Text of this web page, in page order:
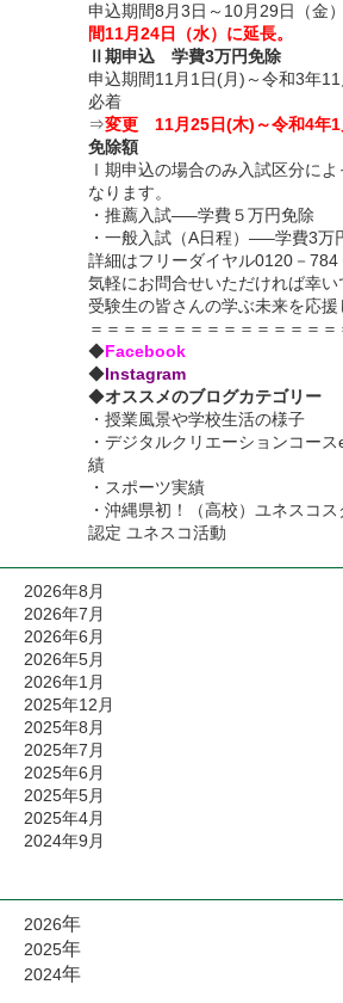
申込期間8月3日～10月29日（金
間11月24日（水）に延長。
Ⅱ期申込 学費3万円免除
申込期間11月1日(月)～令和3年11
必着
⇒変更 11月25日(木)～令和4年1
免除額
Ⅰ期申込の場合のみ入試区分に
なります。
・推薦入試—–学費５万円免除
・一般入試（A日程）—–学費3万
詳細はフリーダイヤル0120－784
気軽にお問合せいただければ幸い
受験生の皆さんの学ぶ未来を応援
＝＝＝＝＝＝＝＝＝＝＝＝＝＝＝
◆Facebook
◆Instagram
◆オススメのブログカテゴリー
・ 授業風景や学校生活の様子
・ デジタルクリエーションコー
績
・ スポーツ実績
・沖縄県初！（高校）ユネスコ
認定 ユネスコ活動
2026年8月
2026年7月
2026年6月
2026年5月
2026年1月
2025年12月
2025年8月
2025年7月
2025年6月
2025年5月
2025年4月
2024年9月
2026年
2025年
2024年